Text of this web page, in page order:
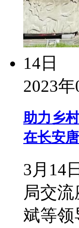
14日
2023年
助力乡
在长安
3月14
局交
斌等领